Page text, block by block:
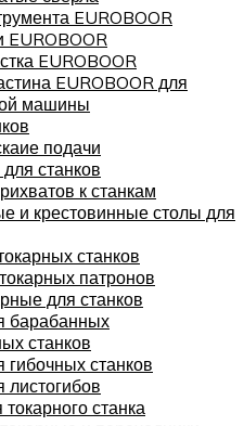
EUROBOOR
EUROBOOR
EUROBOOR
EUROBOOR для
машины
подачи
станков
к станкам
и крестовинные столы для
станков
патронов
для станков
барабанных
станков
гибочных станков
листогибов
станка